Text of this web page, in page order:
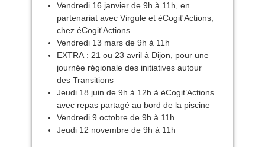
Vendredi 16 janvier de 9h à 11h, en
partenariat avec Virgule et éCogit'Actions,
chez éCogit'Actions
Vendredi 13 mars de 9h à 11h
EXTRA : 21 ou 23 avril à Dijon, pour une
journée régionale des initiatives autour
des Transitions
Jeudi 18 juin de 9h à 12h à éCogit’Actions
avec repas partagé au bord de la piscine
Vendredi 9 octobre de 9h à 11h
Jeudi 12 novembre de 9h à 11h